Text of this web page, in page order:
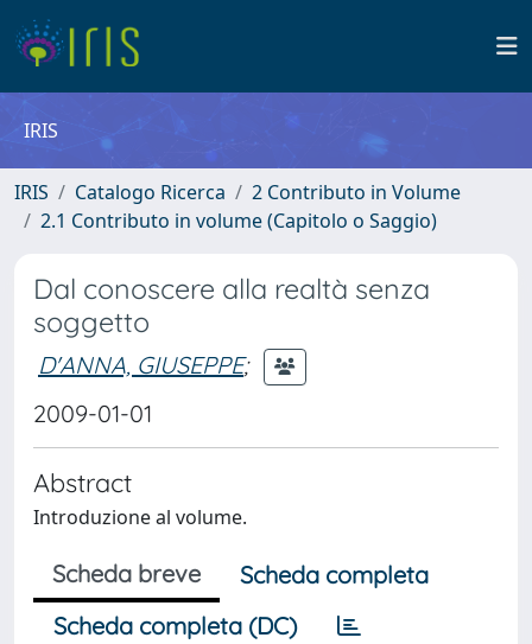
IRIS
IRIS Catalogo Ricerca
2 Contributo in Volume
2.1 Contributo in volume (Capitolo o Saggio)
Dal conoscere alla realtà senza
soggetto
D'ANNA, GIUSEPPE;
2009-01-01
Abstract
Introduzione al volume.
Scheda breve
Scheda completa
Scheda completa (DC)